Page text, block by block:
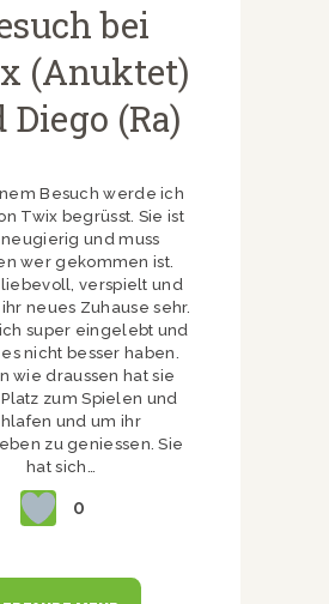
bei
(Anuktet)
Diego (Ra)
Besuch werde ich
Twix begrüsst. Sie ist
und muss
wer gekommen ist.
liebevoll, verspielt und
neues Zuhause sehr.
super eingelebt und
nicht besser haben.
wie draussen hat sie
zum Spielen und
und um ihr
zu geniessen. Sie
hat sich…
0